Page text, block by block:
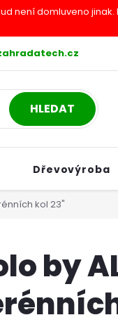
není domluveno
Postup při nákupu na
HLEDAT
Dřevovýroba
kol 23"
by